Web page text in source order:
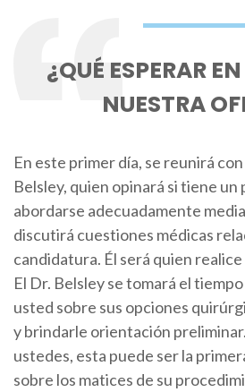
¿QUÉ ESPERAR
NUESTRA
En este primer día, se reunirá
Belsley, quien opinará si tiene un
abordarse adecuadamente
discutirá cuestiones médicas
candidatura. Él será quien
El Dr. Belsley se tomará el
usted sobre sus opciones
y brindarle orientación
ustedes, esta puede ser la
sobre los matices de su